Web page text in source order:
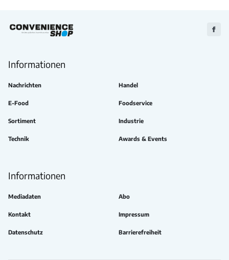
Zu
Informationen
Nachrichten Handel
E-Food Foodservice
Sortiment Industrie
Technik Awards & Events
Informationen
Mediadaten Abo
Kontakt Impressum
Datenschutz Barrierefreiheit